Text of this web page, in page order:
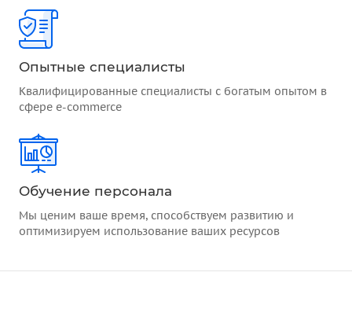
Опытные специалисты
Квалифицированные специалисты с богатым опытом в
сфере e-commerce
Обучение персонала
Мы ценим ваше время, способствуем развитию и
оптимизируем использование ваших ресурсов